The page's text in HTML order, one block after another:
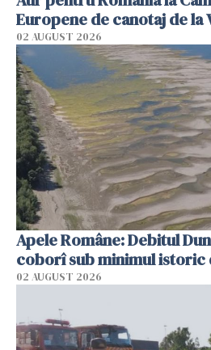
Europene de canotaj de la
02 AUGUST 2026
Apele Române: Debitul
coborî sub minimul istoric
02 AUGUST 2026